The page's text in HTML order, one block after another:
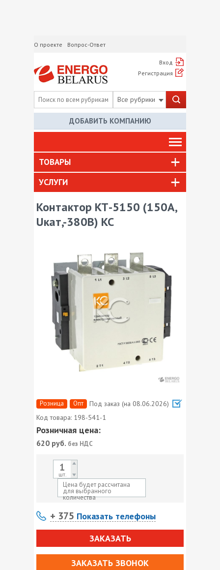
О проекте Вопрос-Ответ
Вход
Регистрация
Все рубрики
ДОБАВИТЬ КОМПАНИЮ
ТОВАРЫ
УСЛУГИ
Контактор КТ-5150 (150А,
Uкат,-380В) КС
Розница Опт
Под заказ (на 08.06.2026)
Код товара: 198-541-1
Розничная цена:
620 руб. без НДС
шт.
Цена будет рассчитана
для выбранного
количества
+ 375 Показать телефоны
ЗАКАЗАТЬ
ЗАКАЗАТЬ ЗВОНОК